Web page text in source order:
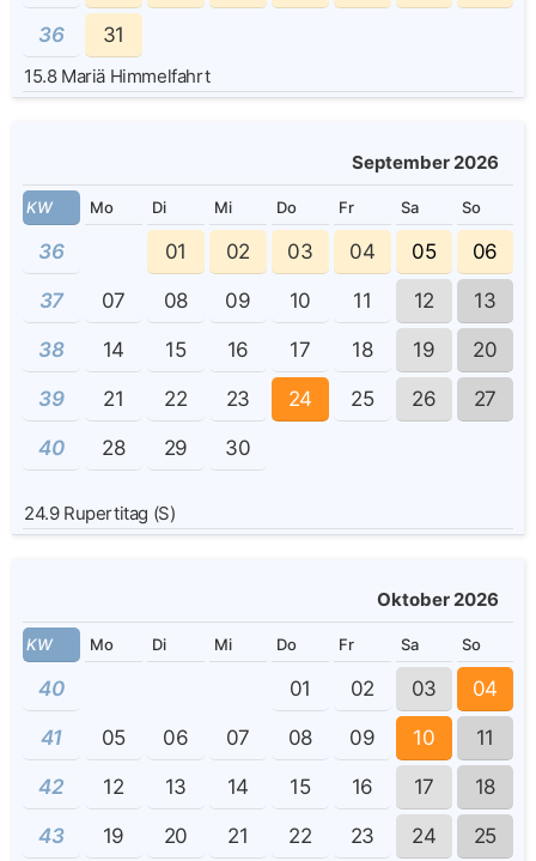
36 31
15.8Mariä Himmelfahrt
September 2026
KW Mo Di Mi Do Fr Sa So
36 01 02 03 04 05 06
37 07 08 09 10 11 12 13
38 14 15 16 17 18 19 20
39 21 22 23 24 25 26 27
40 28 29 30
24.9Rupertitag (S)
Oktober 2026
KW Mo Di Mi Do Fr Sa So
40 01 02 03 04
41 05 06 07 08 09 10 11
42 12 13 14 15 16 17 18
43 19 20 21 22 23 24 25